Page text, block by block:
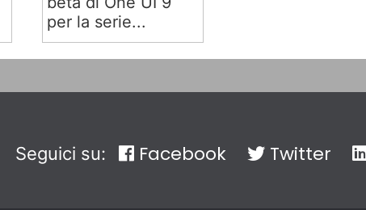
per la serie...
Seguici su: Facebook Twitter